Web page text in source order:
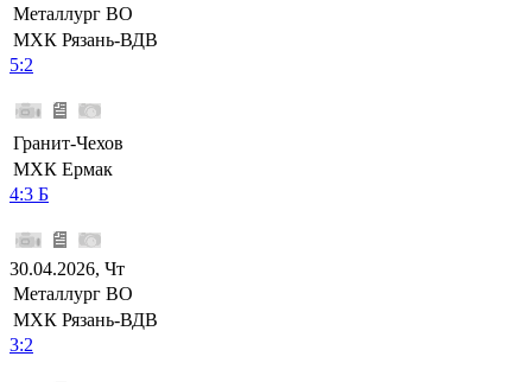
Металлург ВО
МХК Рязань-ВДВ
5:2
Гранит-Чехов
МХК Ермак
4:3 Б
30.04.2026, Чт
Металлург ВО
МХК Рязань-ВДВ
3:2